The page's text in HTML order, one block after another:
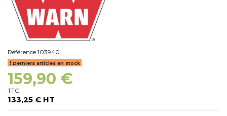
Référence 103940
Derniers articles en stock
159,90 €
TTC
133,25 € HT